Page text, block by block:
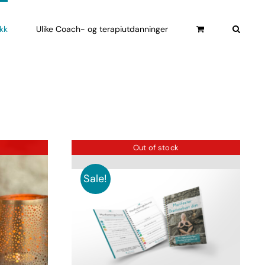
Ulike Coach- og terapiutdanninger
Out of stock
Sale!